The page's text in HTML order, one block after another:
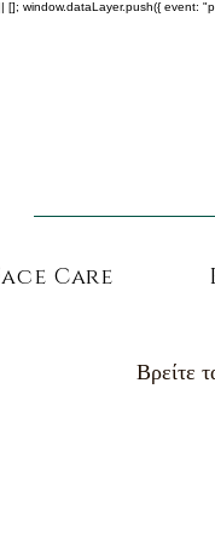
[]; window.dataLayer.push({ event:
Care
Βρείτε